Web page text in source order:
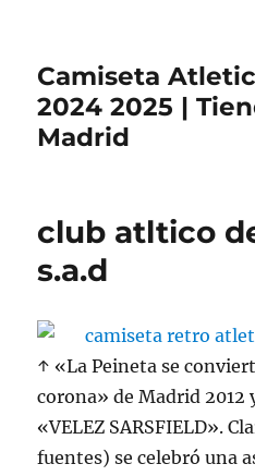
Camiseta
2024 2025 |
Madrid
club atltico
s.a.d
↑ «La Peineta se
corona» de Madrid
«VELEZ SARSFIELD».
fuentes) se celebró una